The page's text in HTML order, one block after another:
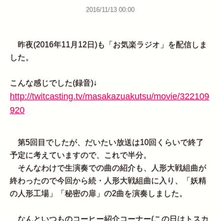
2016/11/13 00:00
昨夜(2016年11月12日)も「お気楽ラジオ」を配信しま
した。
こんな感じでした(録音)↓
http://twitcasting.tv/masakazuakutsu/movie/322109
920
第5回目でしたが、だいたい放送は10回くらいで終了
予定に考えていますので、これで半分。
そんなわけで生演奏での曲の紹介も、人形大戦組曲が
終わったので今回から続・人形大戦組曲に入り、「妖精
の人形工場」「秘密の扉」の2曲を演奏しました。
なんといつものコーヒー紹介コーナー(この日はトスカ